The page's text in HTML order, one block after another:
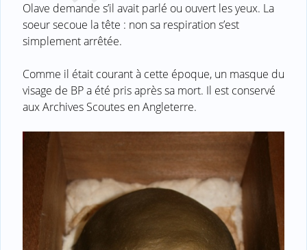
Olave demande s’il avait parlé ou ouvert les yeux. La
soeur secoue la tête : non sa respiration s’est
simplement arrêtée.
Comme il était courant à cette époque, un masque du
visage de BP a été pris après sa mort. Il est conservé
aux Archives Scoutes en Angleterre.